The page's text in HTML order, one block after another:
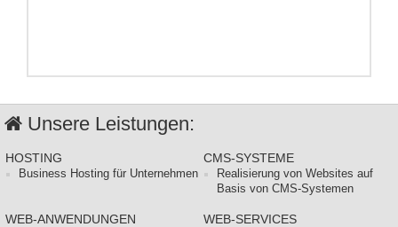
Unsere Leistungen:
HOSTING
Business Hosting für Unternehmen
CMS-SYSTEME
Realisierung von Websites auf
Basis von CMS-Systemen
WEB-ANWENDUNGEN WEB-SERVICES